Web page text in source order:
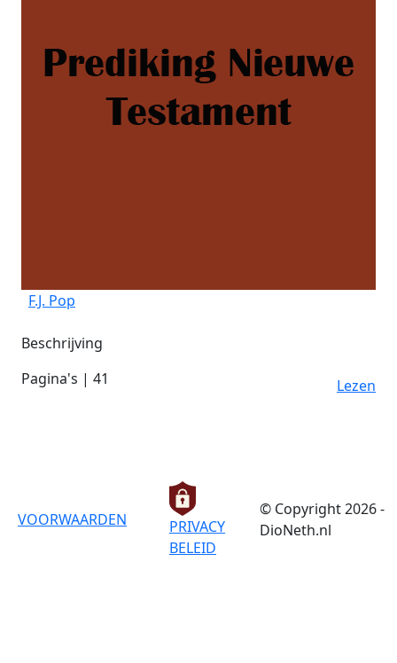
F.J. Pop
Beschrijving
Pagina's | 41
Lezen
VOORWAARDEN
PRIVACY
BELEID
© Copyright 2026 -
DioNeth.nl